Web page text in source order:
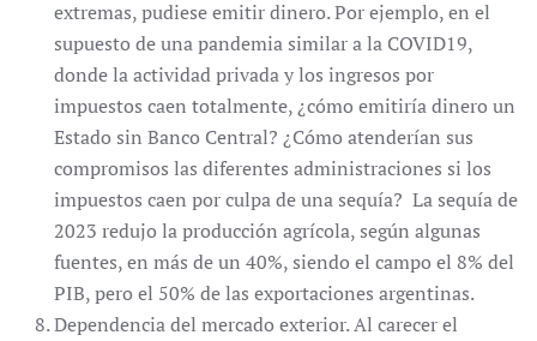
extremas, pudiese emitir dinero. Por ejemplo, en el
supuesto de una pandemia similar a la COVID19,
donde la actividad privada y los ingresos por
impuestos caen totalmente, ¿cómo emitiría dinero un
Estado sin Banco Central? ¿Cómo atenderían sus
compromisos las diferentes administraciones si los
impuestos caen por culpa de una sequía? La sequía de
2023 redujo la producción agrícola, según algunas
fuentes, en más de un 40%, siendo el campo el 8% del
PIB, pero el 50% de las exportaciones argentinas.
Dependencia del mercado exterior. Al carecer el